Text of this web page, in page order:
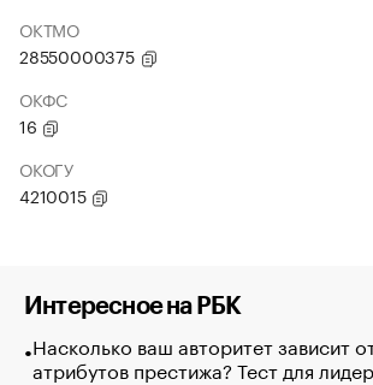
ОКТМО
28550000375
ОКФС
16
ОКОГУ
4210015
Интересное на РБК
Насколько ваш авторитет зависит
атрибутов престижа? Тест для